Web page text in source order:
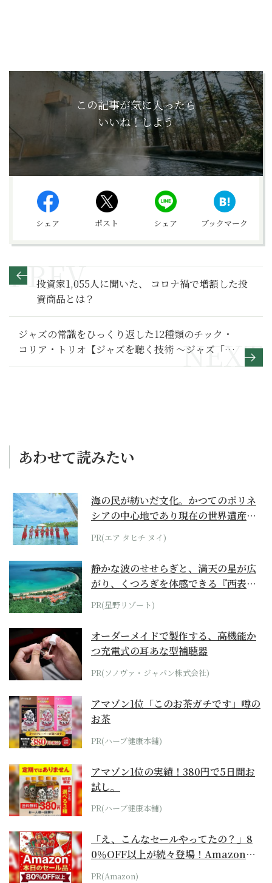
この記事が気に入ったら
いいね！しよう
シェア ポスト シェア ブックマーク
投資家1,055人に聞いた、 コロナ禍で増額した投
資商品とは？
ジャズの常識をひっくり返した12種類のチック・
コリア・トリオ【ジャズを聴く技術 〜ジャズ「プ
ロ・リスナー」への道98】
あわせて読みたい
海の民が紡いだ文化。かつてのポリネ
シアの中心地であり現在の世界遺産か
らみえてくる...
PR(エア タヒチ ヌイ)
静かな波のせせらぎと、満天の星が広
がり、くつろぎを体感できる『西表島
ホテル by...
PR(星野リゾート)
オーダーメイドで製作する、高機能か
つ充電式の耳あな型補聴器
PR(ソノヴァ・ジャパン株式会社)
アマゾン1位「このお茶ガチです」噂の
お茶
PR(ハーブ健康本舗)
アマゾン1位の実績！380円で5日間お
試し。
PR(ハーブ健康本舗)
「え、こんなセールやってたの？」8
0％OFF以上が続々登場！Amazonの
本気が...
PR(Amazon)